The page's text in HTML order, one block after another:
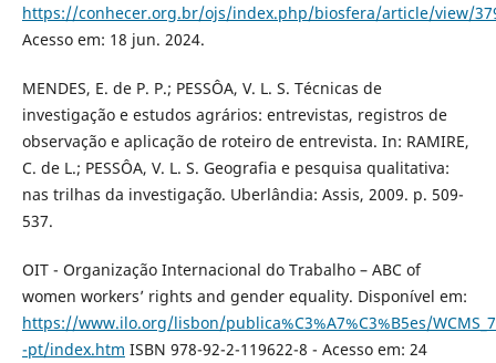
https://conhecer.org.br/ojs/index.php/biosfera/article/view/
Acesso em: 18 jun. 2024.
MENDES, E. de P. P.; PESSÔA, V. L. S. Técnicas de
investigação e estudos agrários: entrevistas, registros de
observação e aplicação de roteiro de entrevista. In: RAMIRE,
C. de L.; PESSÔA, V. L. S. Geografia e pesquisa qualitativa:
nas trilhas da investigação. Uberlândia: Assis, 2009. p. 509-
537.
OIT - Organização Internacional do Trabalho – ABC of
women workers’ rights and gender equality. Disponível em:
https://www.ilo.org/lisbon/publica%C3%A7%C3%B5es/
-pt/index.htm ISBN 978-92-2-119622-8 - Acesso em: 24